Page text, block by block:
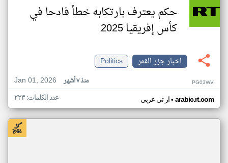
حكم يعترف بارتكابه خطأ فادحا في
كأس إفريقيا 2025
اخبار جزر القمر
Politics
Jan 01, 2026
منذ ٧ أشهر PG03WV
ار تي عربي• arabic.rt.com عدد الكلمات: ٢٢٣